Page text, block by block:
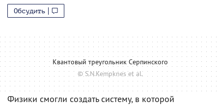
Обсудить
Квантовый треугольник Серпинского
© S.N.Kempknes et al.
Физики смогли создать систему, в которой